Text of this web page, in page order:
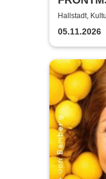
- Tour
Hallstadt,
05.11.2026